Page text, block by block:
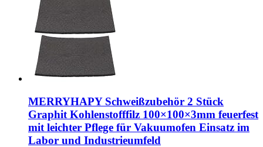
MERRYHAPY Schweißzubehör 2 Stück
Graphit Kohlenstofffilz 100×100×3mm feuerfest
mit leichter Pflege für Vakuumofen Einsatz im
Labor und Industrieumfeld